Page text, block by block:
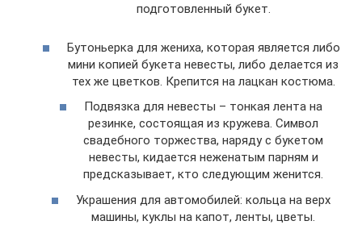
подготовленный букет.
Бутоньерка для жениха, которая является либо
мини копией букета невесты, либо делается из
тех же цветков. Крепится на лацкан костюма.
Подвязка для невесты – тонкая лента на
резинке, состоящая из кружева. Символ
свадебного торжества, наряду с букетом
невесты, кидается неженатым парням и
предсказывает, кто следующим женится.
Украшения для автомобилей: кольца на верх
машины, куклы на капот, ленты, цветы.